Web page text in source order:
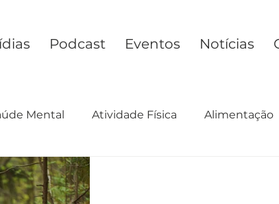
Podcast Eventos Notícias
Mental Atividade Física Alimentação
Preconceito